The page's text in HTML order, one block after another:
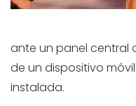
ante un panel central
de un dispositivo
instalada.